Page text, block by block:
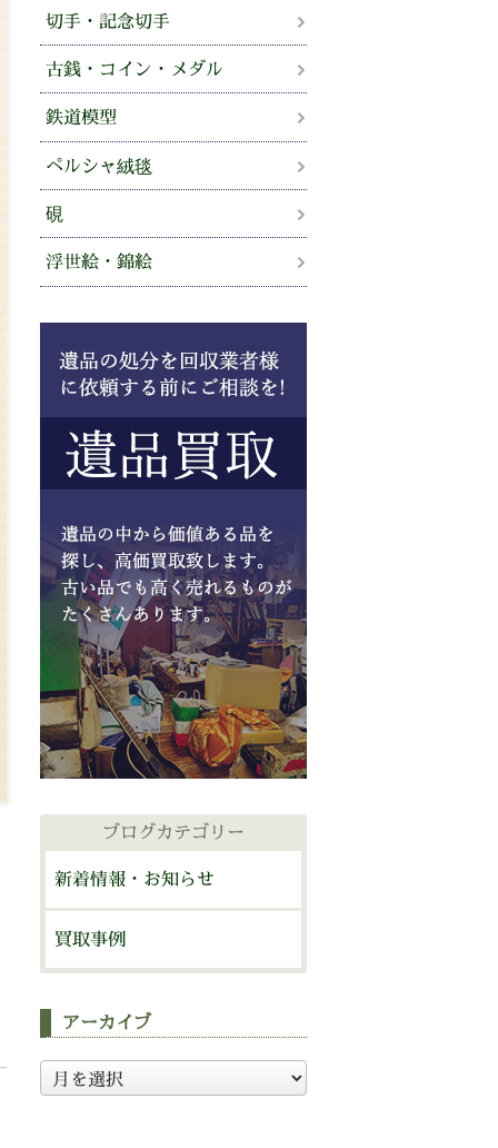
切手・記念切手
古銭・コイン・メダル
鉄道模型
ペルシャ絨毯
硯
浮世絵・錦絵
ブログカテゴリー
新着情報・お知らせ
買取事例
アーカイブ
ア
ー